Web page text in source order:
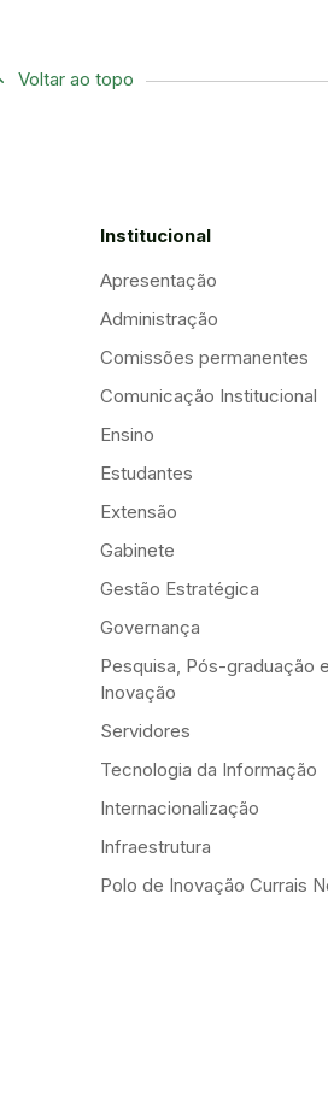
Voltar ao topo
Institucional
Apresentação
Administração
Comissões permanentes
Comunicação Institucional
Ensino
Estudantes
Extensão
Gabinete
Gestão Estratégica
Governança
Pesquisa, Pós-graduação e
Inovação
Servidores
Tecnologia da Informação
Internacionalização
Infraestrutura
Polo de Inovação Currais